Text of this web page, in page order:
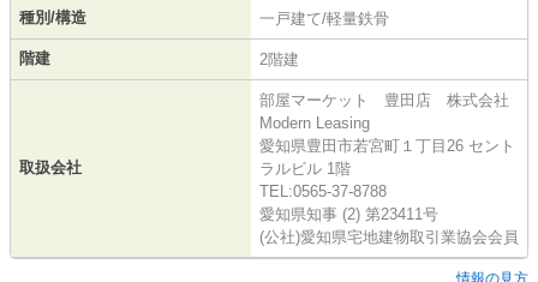
種別/構造 一戸建て/軽量鉄骨
階建 2階建
取扱会社
部屋マーケット 豊田店 株式会社
Modern Leasing
愛知県豊田市若宮町１丁目26 セント
ラルビル 1階
TEL:0565-37-8788
愛知県知事 (2) 第23411号
(公社)愛知県宅地建物取引業協会会員